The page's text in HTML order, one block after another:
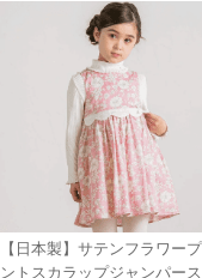
【日本製】サテンフラワー
ントスカラップジャンパー